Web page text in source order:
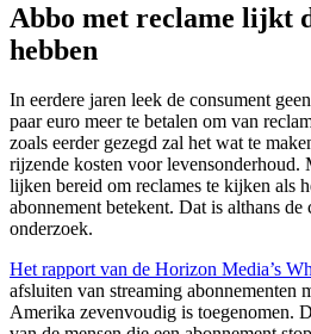
Abbo met reclame lijkt
hebben
In eerdere jaren leek de consument
paar euro meer te betalen om van
zoals eerder gezegd zal het wat te
rijzende kosten voor levensonderhoud.
lijken bereid om reclames te kijken als
abonnement betekent. Dat is althans de
onderzoek.
Het rapport van de Horizon Media’s
afsluiten van streaming abonnementen
Amerika zevenvoudig is toegenomen.